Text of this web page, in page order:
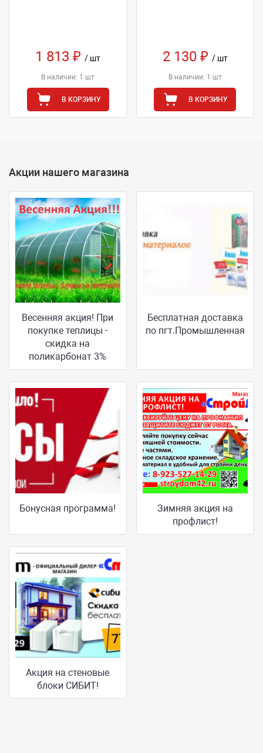
1 813 ₽/ шт
В наличии: 1 шт
В КОРЗИНУ
2 130 ₽ / шт
В наличии: 1 шт
В КОРЗИНУ
Акции нашего магазина
Весенняя акция! При
покупке теплицы -
скидка на
поликарбонат 3%
Бесплатная доставка
по пгт.Промышленная
Бонусная программа!
Зимняя акция на
профлист!
Акция на стеновые
блоки СИБИТ!